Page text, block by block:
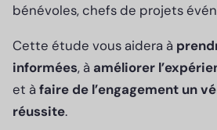
bénévoles, chefs de projets
Cette étude vous aidera à
informées, à améliorer
et à faire de l’engagement un
réussite.